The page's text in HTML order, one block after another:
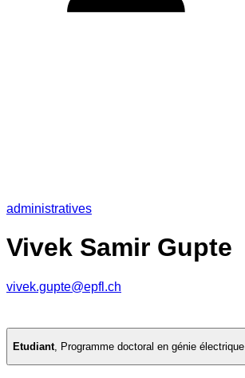
administratives
Vivek Samir Gupte
vivek.gupte@epfl.ch
Etudiant, Programme doctoral en génie électrique